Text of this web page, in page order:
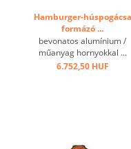
Hamburger-húspogácsa
formázó ...
bevonatos alumínium /
műanyag hornyokkal ...
6.752,50 HUF